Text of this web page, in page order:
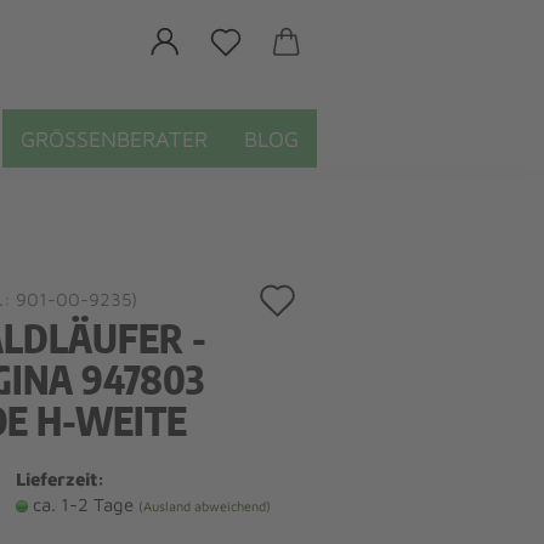
GRÖSSENBERATER BLOG
901-00-9235)
-
947803
H-WEITE
Lieferzeit:
ca. 1-2 Tage (Ausland abweichend)